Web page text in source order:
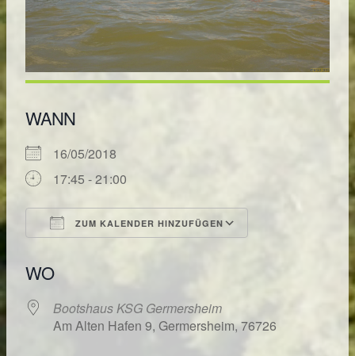
WANN
16/05/2018
17:45 - 21:00
ZUM KALENDER HINZUFÜGEN
Google
WO
Bootshaus KSG Germersheim
Am Alten Hafen 9, Germersheim, 76726